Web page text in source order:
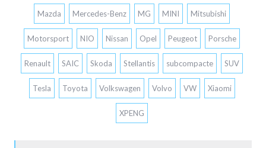
Mazda Mercedes-Benz MG MINI Mitsubishi
Motorsport NIO Nissan Opel Peugeot Porsche
Renault SAIC Skoda Stellantis subcompacte SUV
Tesla Toyota Volkswagen Volvo VW Xiaomi
XPENG